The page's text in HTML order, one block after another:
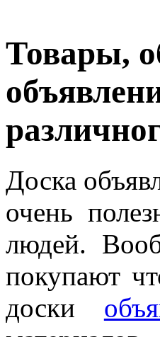
Товары,
Доска
очень
людей.
покупают
доски